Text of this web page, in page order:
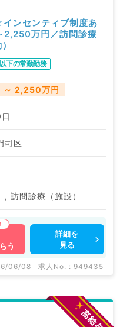
ンセンティブ制度あ
万円／訪問診療
下の常勤勤務
～ 2,250万円
司区
訪問診療（施設）
う
詳細を
見る
06/08 求人No. : 949435